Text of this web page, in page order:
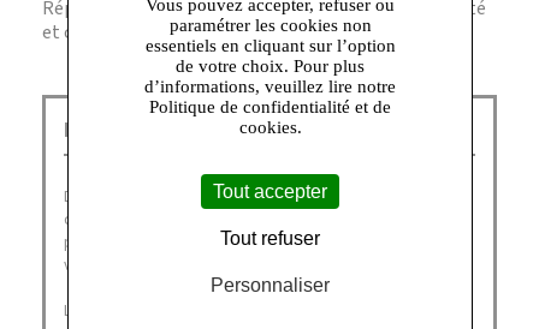
Réponse. Absolument, leur conception allie durabilité
et confort pour un port quotidien sans compromis.
Dim Outlet Talange :
Depuis plus de soixante ans, DIM fait partie du quotidien
des français, désignée à nouveau comme leur marque
préférée en janvier 2021 (catégories collant, sous-
vêtements homme et lingerie).
La Family DIM aime la liberté, de corps et d’esprit, de
Vous pouvez accepter, refuser ou
paramétrer les cookies non
essentiels en cliquant sur l’option
de votre choix. Pour plus
d’informations, veuillez lire notre
Politique de confidentialité et de
cookies.
Tout accepter
Tout refuser
Personnaliser